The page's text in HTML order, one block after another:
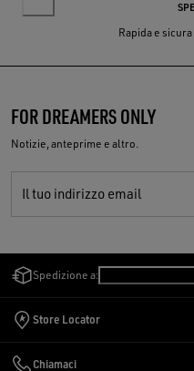
Rapida e
FOR DREAMERS ONLY
Notizie, anteprime e altro.
Il tuo indirizzo email
Spedizione a:
Store Locator
Chiamaci